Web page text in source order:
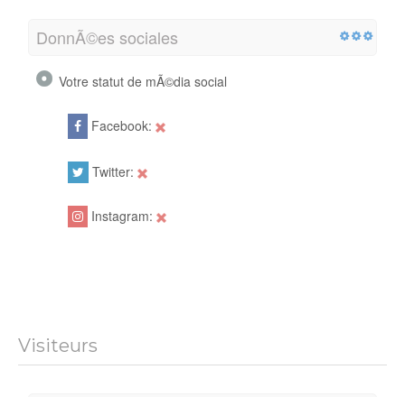
DonnÃ©es sociales
Votre statut de mÃ©dia social
Facebook:
Twitter:
Instagram:
Visiteurs